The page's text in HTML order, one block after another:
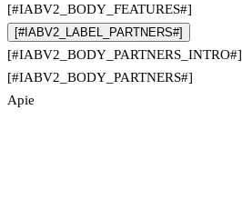
[#IABV2_BODY_FEATURES#]
[#IABV2_LABEL_PARTNERS#]
[#IABV2_BODY_PARTNERS_INTRO#]
[#IABV2_BODY_PARTNERS#]
Apie